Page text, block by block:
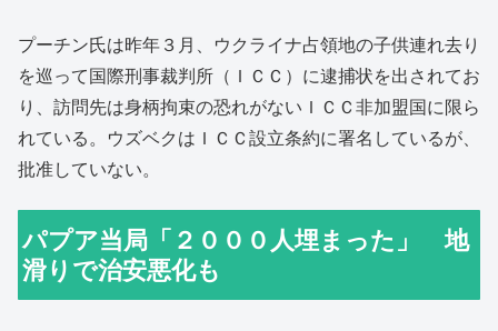
プーチン氏は昨年３月、ウクライナ占領地の子供連れ去り
を巡って国際刑事裁判所（ＩＣＣ）に逮捕状を出されてお
り、訪問先は身柄拘束の恐れがないＩＣＣ非加盟国に限ら
れている。ウズベクはＩＣＣ設立条約に署名しているが、
批准していない。
パプア当局「２０００人埋まった」 地
滑りで治安悪化も